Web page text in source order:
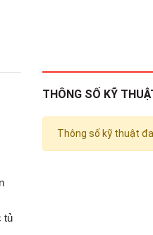
tủ
THÔNG SỐ KỸ
Thông số kỹ thuật